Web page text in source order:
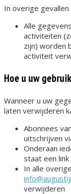
In overige gevallen
Alle
activiteiten
zijn) worden
activiteit
Hoe u uw
Wanneer u uw
laten verwijderen
Abonnees
uitschrijven
Onderaan
staat een
In alle
verwijderen